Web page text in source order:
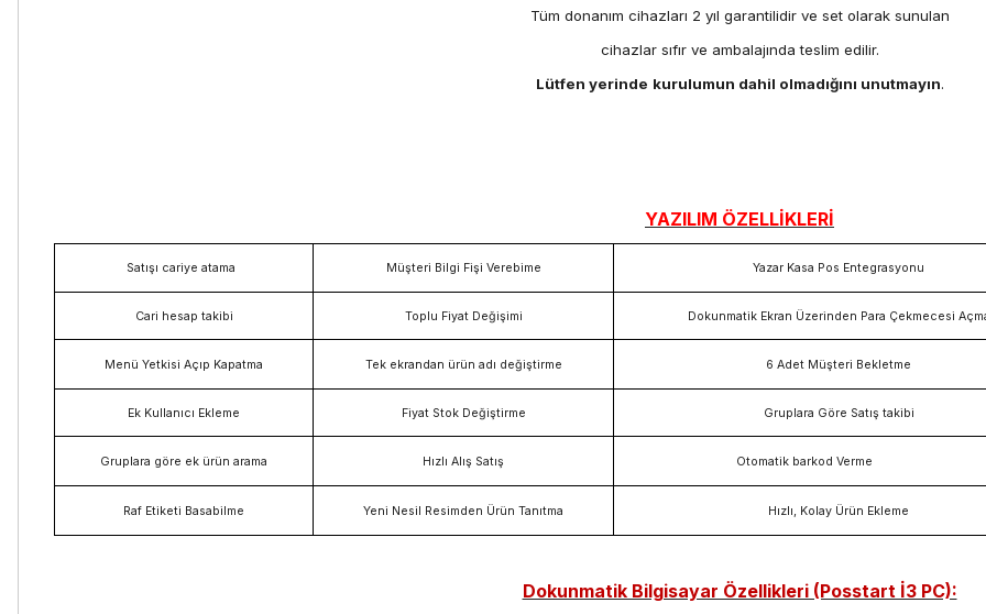
Tüm donanım cihazları 2 yıl garantilidir ve set olarak sunulan
cihazlar sıfır ve ambalajında teslim edilir.
Lütfen yerinde kurulumun dahil olmadığını unutmayın.
YAZILIM ÖZELLİKLERİ
Satışı cariye atama Müşteri Bilgi Fişi Verebime Yazar Kasa Pos Entegrasyonu
Cari hesap takibi Toplu Fiyat Değişimi Dokunmatik Ekran Üzerinden Para Çekmecesi
Menü Yetkisi Açıp Kapatma Tek ekrandan ürün adı değiştirme 6 Adet Müşteri Bekletme
Ek Kullanıcı Ekleme Fiyat Stok Değiştirme Gruplara Göre Satış takibi
Gruplara göre ek ürün arama Hızlı Alış Satış Otomatik barkod Verme
Raf Etiketi Basabilme Yeni Nesil Resimden Ürün Tanıtma Hızlı, Kolay Ürün Ekleme
Dokunmatik Bilgisayar Özellikleri (Posstart İ3 PC):